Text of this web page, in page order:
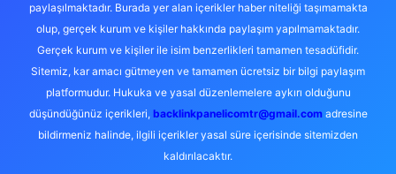
paylaşılmaktadır. Burada yer alan içerikler haber niteliği taşımamakta
olup, gerçek kurum ve kişiler hakkında paylaşım yapılmamaktadır.
Gerçek kurum ve kişiler ile isim benzerlikleri tamamen tesadüfidir.
Sitemiz, kar amacı gütmeyen ve tamamen ücretsiz bir bilgi paylaşım
platformudur. Hukuka ve yasal düzenlemelere aykırı olduğunu
düşündüğünüz içerikleri, backlinkpanelicomtr@gmail.comadresine
bildirmeniz halinde, ilgili içerikler yasal süre içerisinde sitemizden
kaldırılacaktır.